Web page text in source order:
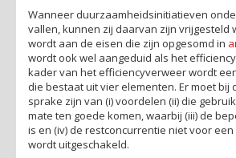
Wanneer duurzaamheidsinitiatieven
vallen, kunnen zij daarvan zijn vrijgesteld
wordt aan de eisen die zijn opgesomd in
wordt ook wel aangeduid als het
kader van het efficiencyverweer wordt
die bestaat uit vier elementen. Er moet bij
sprake zijn van (i) voordelen (ii) die
mate ten goede komen, waarbij (iii) de
is en (iv) de restconcurrentie niet voor
wordt uitgeschakeld.